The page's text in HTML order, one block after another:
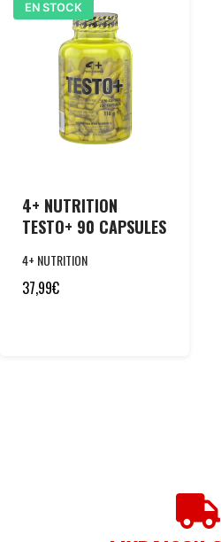
EN STOCK
4+ NUTRITION
TESTO+ 90 CAPSULES
4+ NUTRITION
37,99€